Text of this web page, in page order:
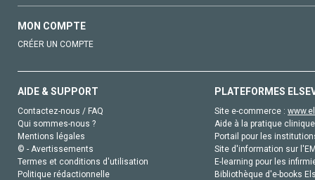
MON COMPTE
CRÉER UN COMPTE
AIDE & SUPPORT
Contactez-nous / FAQ
Qui sommes-nous ?
Mentions légales
© - Avertissements
Termes et conditions d'utilisation
Politique rédactionnelle
PLATEFORMES
Site e-commerce :
Aide à la pratique
Portail pour les
Site d'information sur
E-learning pour les
Bibliothèque d'e-books